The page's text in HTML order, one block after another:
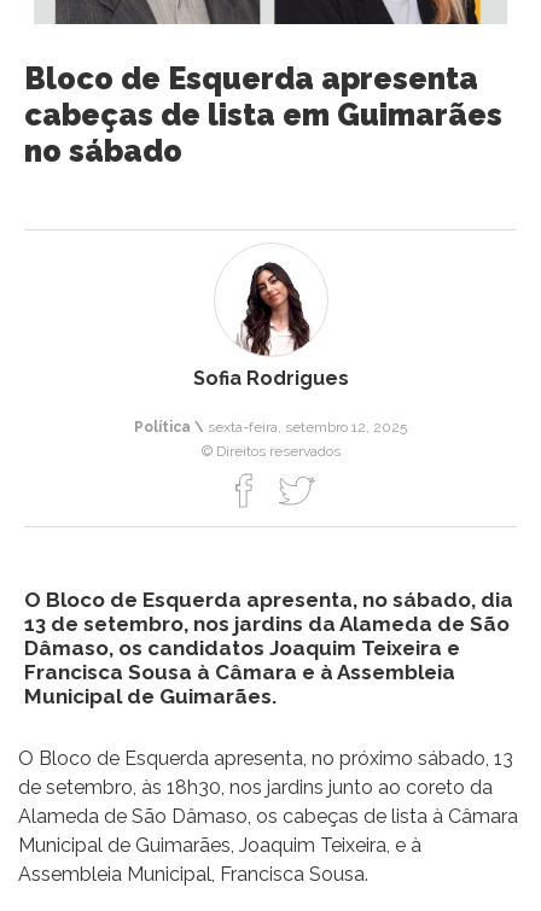
Bloco de Esquerda apresenta
cabeças de lista em Guimarães
no sábado
Sofia Rodrigues
Política \ sexta-feira, setembro 12, 2025
© Direitos reservados
O Bloco de Esquerda apresenta, no sábado, dia
13 de setembro, nos jardins da Alameda de São
Dâmaso, os candidatos Joaquim Teixeira e
Francisca Sousa à Câmara e à Assembleia
Municipal de Guimarães.
O Bloco de Esquerda apresenta, no próximo sábado, 13
de setembro, às 18h30, nos jardins junto ao coreto da
Alameda de São Dâmaso, os cabeças de lista à Câmara
Municipal de Guimarães, Joaquim Teixeira, e à
Assembleia Municipal, Francisca Sousa.